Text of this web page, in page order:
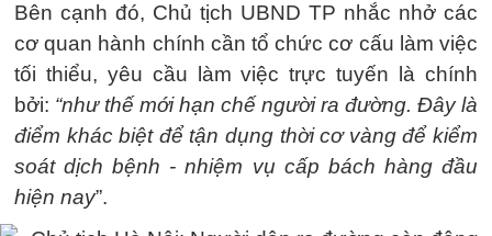
Bên cạnh đó, Chủ tịch UBND TP nhắc nhở các
cơ quan hành chính cần tổ chức cơ cấu làm việc
tối thiểu, yêu cầu làm việc trực tuyến là chính
bởi: “như thế mới hạn chế người ra đường. Đây là
điểm khác biệt để tận dụng thời cơ vàng để kiểm
soát dịch bệnh - nhiệm vụ cấp bách hàng đầu
hiện nay”.